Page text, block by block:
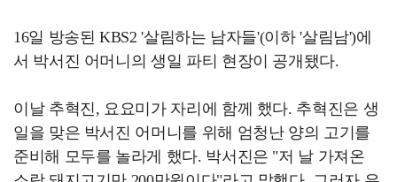
16일 방송된 KBS2 '살림하는 남자들'(이하 '살림남')에
서 박서진 어머니의 생일 파티 현장이 공개됐다.
이날 추혁진, 요요미가 자리에 함께 했다. 추혁진은 생
일을 맞은 박서진 어머니를 위해 엄청난 양의 고기를
준비해 모두를 놀라게 했다. 박서진은 "저 날 가져온